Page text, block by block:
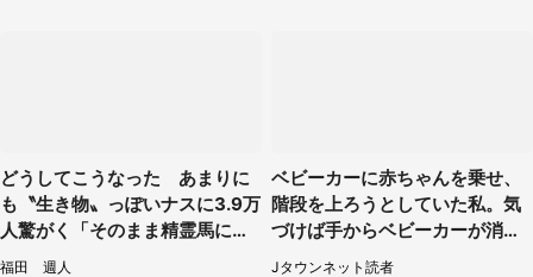
どうしてこうなった あまりに
も〝生き物〟っぽいナスに3.9万
人驚がく「そのまま精霊馬に使
えそう」
福田 週人
ベビーカーに赤ちゃんを乗せ、
階段を上ろうとしていた私。気
づけば手からベビーカーが消え
ていて（神奈川県・60代女性）
Jタウンネット読者